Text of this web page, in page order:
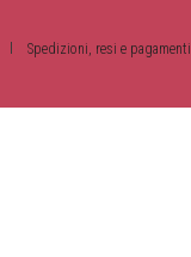
Spedizioni, resi e pagamenti